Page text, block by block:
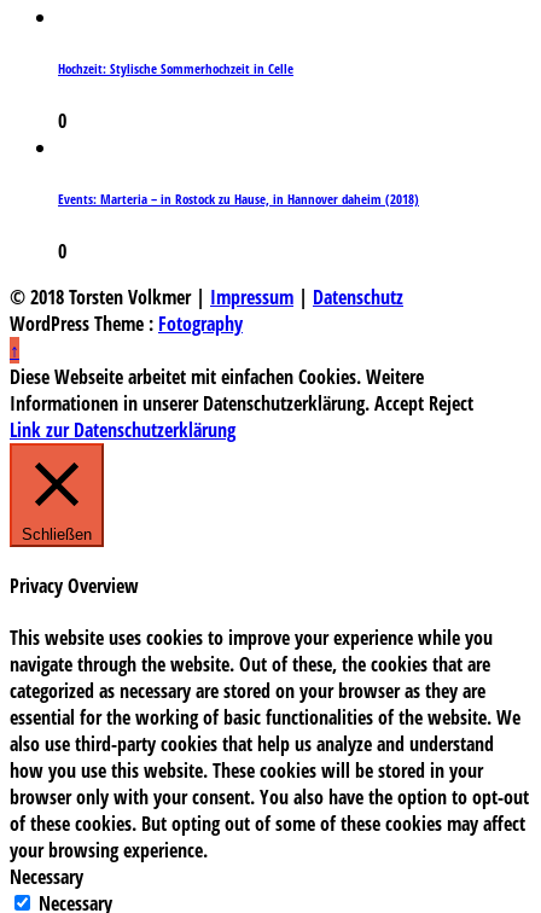
Hochzeit: Stylische Sommerhochzeit in Celle
0
Events: Marteria – in Rostock zu Hause, in Hannover daheim (2018)
0
© 2018 Torsten Volkmer | Impressum | Datenschutz
WordPress Theme : Fotography
↑
Diese Webseite arbeitet mit einfachen Cookies. Weitere
Informationen in unserer Datenschutzerklärung.Accept Reject
Link zur Datenschutzerklärung
Schließen
Privacy Overview
This website uses cookies to improve your experience while you
navigate through the website. Out of these, the cookies that are
categorized as necessary are stored on your browser as they are
essential for the working of basic functionalities of the website. We
also use third-party cookies that help us analyze and understand
how you use this website. These cookies will be stored in your
browser only with your consent. You also have the option to opt-out
of these cookies. But opting out of some of these cookies may affect
your browsing experience.
Necessary
Necessary